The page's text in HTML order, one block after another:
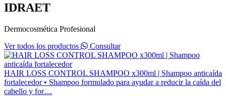
IDRAET
Dermocosmética Profesional
Ver todos los productos
Consultar
HAIR LOSS CONTROL SHAMPOO x300ml | Shampoo anticaída
fortalecedor • Shampoo formulado para ayudar a reducir la caída del
cabello y for…